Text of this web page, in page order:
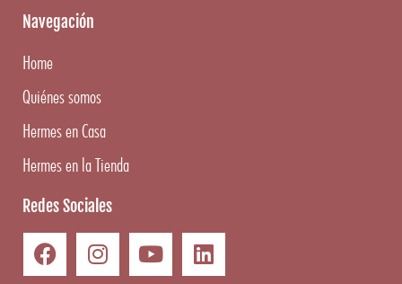
Navegación
Home
Quiénes somos
Hermes en Casa
Hermes en la Tienda
Redes Sociales